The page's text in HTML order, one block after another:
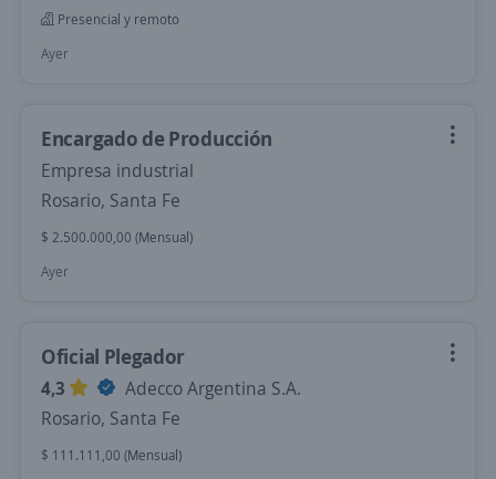
Presencial y remoto
Ayer
Encargado de Producción
Empresa industrial
Rosario, Santa Fe
$ 2.500.000,00 (Mensual)
Ayer
Oficial Plegador
4,3
Adecco Argentina S.A.
Rosario, Santa Fe
$ 111.111,00 (Mensual)